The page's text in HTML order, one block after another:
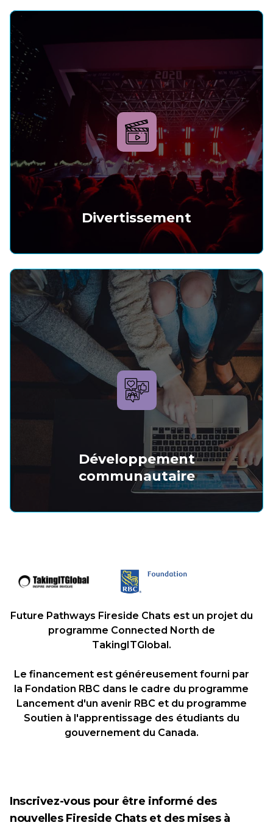
Divertissement
Développement
communautaire
Future Pathways Fireside Chats est un projet du
programme Connected North de
TakingITGlobal.
Le financement est généreusement fourni par
la Fondation RBC dans le cadre du programme
Lancement d'un avenir RBC et du programme
Soutien à l'apprentissage des étudiants du
gouvernement du Canada.
Inscrivez-vous pour être informé des
nouvelles Fireside Chats et des mises à